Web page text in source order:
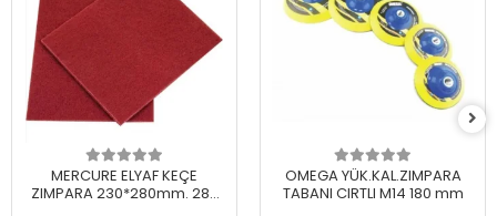
MERCURE ELYAF KEÇE
ZIMPARA 230*280mm. 280
OMEGA YÜK.KAL.ZIMPARA
TABANI CIRTLI M14 180 mm